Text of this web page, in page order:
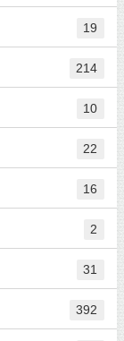
19
214
10
22
16
2
31
392